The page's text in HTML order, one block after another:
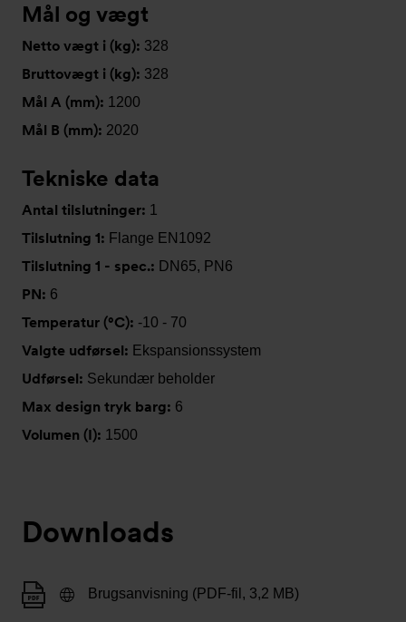
Mål og vægt
Netto vægt i (kg): 328
Bruttovægt i (kg): 328
Mål A (mm): 1200
Mål B (mm): 2020
Tekniske data
Antal tilslutninger: 1
Tilslutning 1: Flange EN1092
Tilslutning 1 - spec.: DN65, PN6
PN: 6
Temperatur (°C): -10 - 70
Valgte udførsel: Ekspansionssystem
Udførsel: Sekundær beholder
Max design tryk barg: 6
Volumen (I): 1500
Downloads
Brugsanvisning (PDF-fil, 3,2 MB)